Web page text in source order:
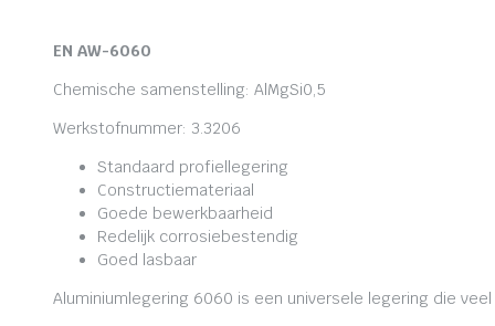
EN AW-6060
Chemische samenstelling: AlMgSi0,5
Werkstofnummer: 3.3206
Standaard profiellegering
Constructiemateriaal
Goede bewerkbaarheid
Redelijk corrosiebestendig
Goed lasbaar
Aluminiumlegering 6060 is een universele legering die